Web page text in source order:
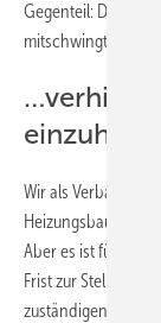
Gegenteil: Das ist
mitschwingt:
einzuholen‘
Wir als Verband
Aber es ist für uns
Frist zur
zuständigen und